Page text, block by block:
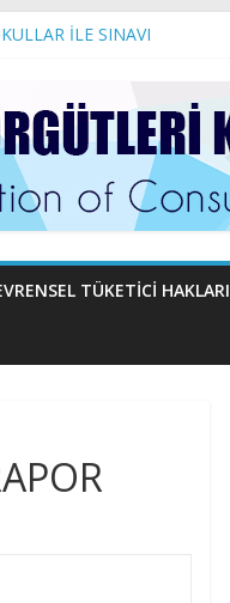
TÜKETICI HAKLARI